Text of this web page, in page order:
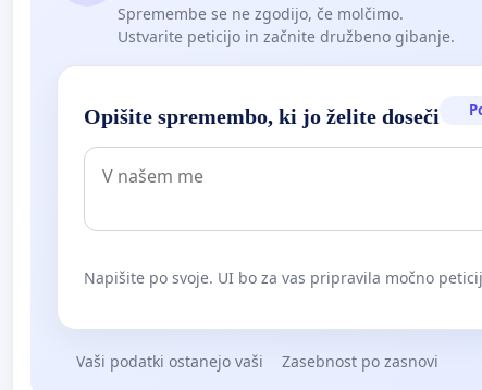
Spremembe se ne zgodijo, če molčimo.
Ustvarite peticijo in začnite družbeno gibanje.
Opišite spremembo, ki jo želite doseči
Napišite po svoje. UI bo za vas pripravila močno
Vaši podatki ostanejo vaši Zasebnost po zasnovi